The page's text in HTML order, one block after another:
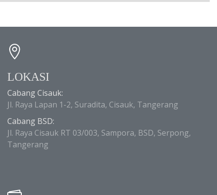
LOKASI
Cabang Cisauk:
Jl. Raya Lapan 1-2, Suradita, Cisauk, Tangerang
Cabang BSD:
Jl. Raya Cisauk RT 03/003, Sampora, BSD, Serpong,
Tangerang